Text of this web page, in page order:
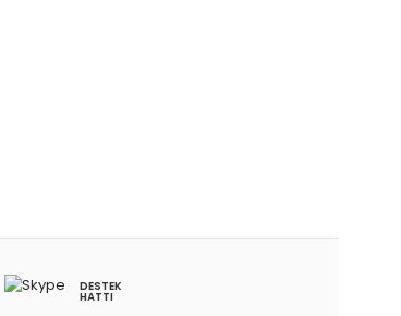
DESTEK
HATTI